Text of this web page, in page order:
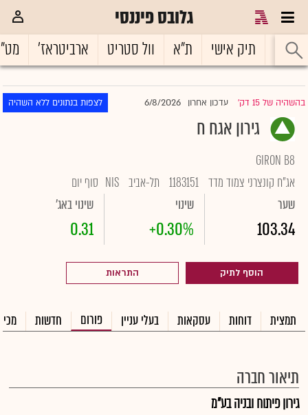
גלובס פיננסי
ראשי תיק אישי ת"א וול סטריט ארביטראז'
בהשהיה של 15 דק' |עדכון אחרון 6/8/2026 לצפות בנתונים ללא השהיה
גירון אגח ח
GIRON B8
אג"ח קונצרני צמוד מדד 1183151 תל-אביב NIS סוף יום
שער
103.34
שינוי
+0.30%
שינוי באג'
0.31
הוסף לתיק התראות
תמצית דוחות עסקאות בעלי עניין פורום חדשות
תיאור חברה
גירון פיתוח ובניה בע"מ